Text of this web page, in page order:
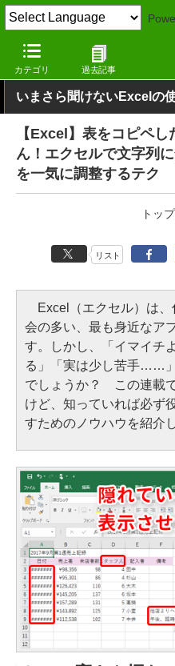
カテゴリ 過去記事
窓の杜 オフィス・ドキュメント
いまさら聞けないExcelの
【Excel】表をコピペ
ん！エクセルで文字列
を一気に調整するテク
トッ
リスト
Excel（エクセル）は、
会の多い、最も身近なア
す。しかし、「イマイチ
る」「実は少し苦手……
でしょうか？ この連載
けど、知っていれば必ず
すためのノウハウを紹介